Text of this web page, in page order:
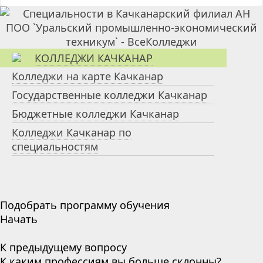
КОЛЛЕДЖИ КАЧКАНАР
Колледжи на карте Качканар
Государственные колледжи Качканар
Бюджетные колледжи Качканар
Колледжи Качканар по
специальностям
Подобрать программу обучения
Начать
К предыдущему вопросу